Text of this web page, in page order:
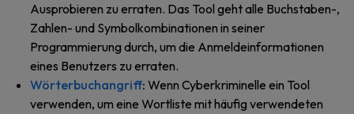
Ausprobieren zu erraten. Das Tool geht alle Buchstaben-,
Zahlen- und Symbolkombinationen in seiner
Programmierung durch, um die Anmeldeinformationen
eines Benutzers zu erraten.
Wörterbuchangriff: Wenn Cyberkriminelle ein Tool
verwenden, um eine Wortliste mit häufig verwendeten